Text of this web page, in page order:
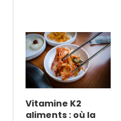
Vitamine K2
aliments : où la